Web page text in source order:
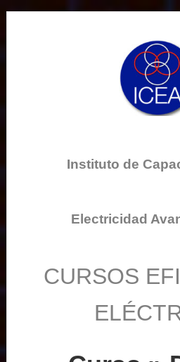
Instituto de
Electricidad
CURSOS